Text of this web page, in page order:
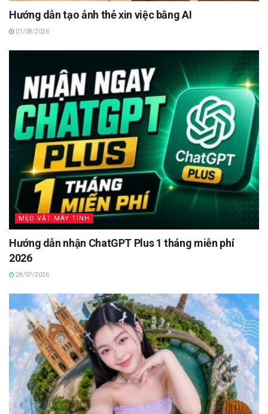
Hướng dẫn tạo ảnh thẻ xin việc bằng AI
01/08/2026
MẸO VẶT MÁY TÍNH
Hướng dẫn nhận ChatGPT Plus 1 tháng miễn phí
2026
28/07/2026